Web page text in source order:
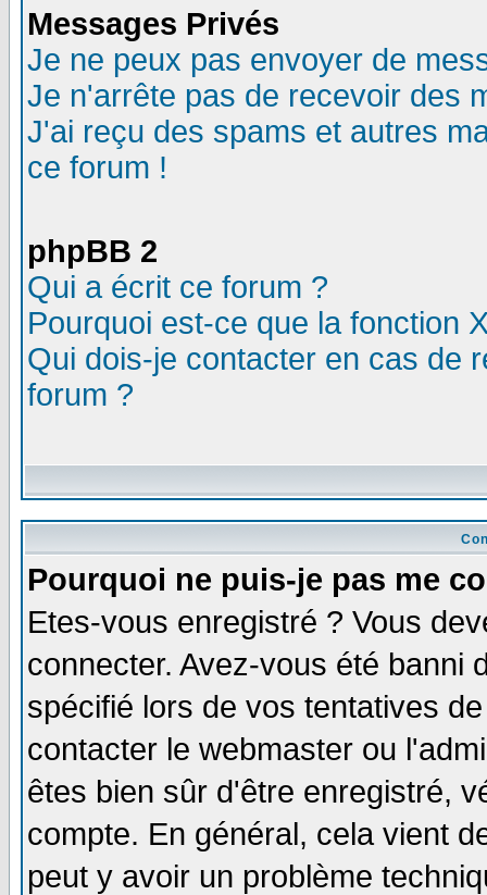
Messages Privés
Je ne peux pas envoyer de
Je n'arrête pas de recevoir des
J'ai reçu des spams et autres
ce forum !
phpBB 2
Qui a écrit ce forum ?
Pourquoi est-ce que la fonction
Qui dois-je contacter en cas de
forum ?
Pourquoi ne puis-je pas me
Etes-vous enregistré ? Vous
connecter. Avez-vous été banni
spécifié lors de vos tentatives
contacter le webmaster ou
êtes bien sûr d'être enregistré,
compte. En général, cela vient
peut y avoir un problème